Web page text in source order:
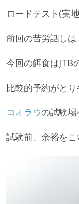
ロードテスト(実
前回の苦労話しは
今回の餌食はJTB
比較的予約がと
コオラウの試験場
試験前、余裕をこ